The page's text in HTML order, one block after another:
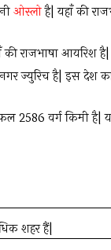
ओस्लोहै| यहाँ की
की राजभाषा
ज्युरिच है| इस देश
2586 वर्ग किमी
शहर हैं|